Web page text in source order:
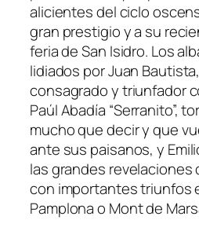
alicientes del ciclo
gran prestigio y a su
feria de San Isidro. Los
lidiados por Juan
consagrado y triunfador
Paúl Abadía “Serranito”,
mucho que decir y que
ante sus paisanos, y
las grandes revelaciones
con importantes triunfos
Pamplona o Mont de